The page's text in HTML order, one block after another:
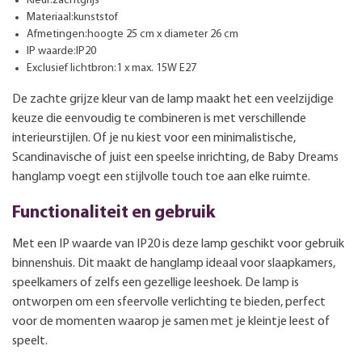
Materiaal:kunststof
Afmetingen:hoogte 25 cm x diameter 26 cm
IP waarde:IP20
Exclusief lichtbron:1 x max. 15W E27
De zachte grijze kleur van de lamp maakt het een veelzijdige
keuze die eenvoudig te combineren is met verschillende
interieurstijlen. Of je nu kiest voor een minimalistische,
Scandinavische of juist een speelse inrichting, de Baby Dreams
hanglamp voegt een stijlvolle touch toe aan elke ruimte.
Functionaliteit en gebruik
Met een IP waarde van IP20 is deze lamp geschikt voor gebruik
binnenshuis. Dit maakt de hanglamp ideaal voor slaapkamers,
speelkamers of zelfs een gezellige leeshoek. De lamp is
ontworpen om een sfeervolle verlichting te bieden, perfect
voor de momenten waarop je samen met je kleintje leest of
speelt.